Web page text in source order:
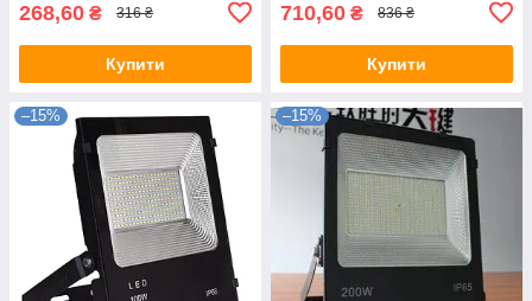
268,60 ₴ 316 ₴
Купити
710,60 ₴ 836 ₴
Купити
–15% –15%